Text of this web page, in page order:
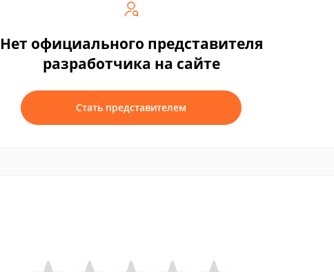
Нет официального представителя
разработчика на сайте
Стать представителем